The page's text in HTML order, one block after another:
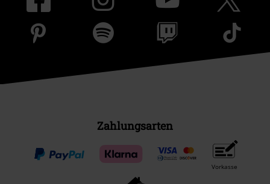
Zahlungsarten
Vorkasse